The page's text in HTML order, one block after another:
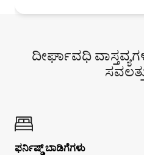
ದೀರ್ಘಾವಧಿ
ಫರ್ನಿಷ್ಡ್ ಬಾಡಿಗೆಗಳು